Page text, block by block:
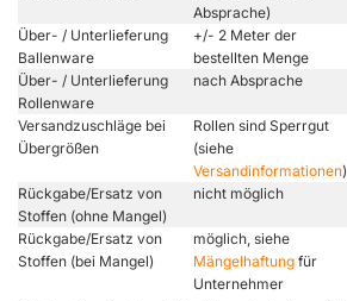
Absprache)
Über- / Unterlieferung
Ballenware
+/- 2 Meter der
bestellten Menge
Über- / Unterlieferung
Rollenware
nach Absprache
Versandzuschläge bei
Übergrößen
Rollen sind Sperrgut
(siehe
Versandinformationen)
Rückgabe/Ersatz von
Stoffen (ohne Mangel)
nicht möglich
Rückgabe/Ersatz von
Stoffen (bei Mangel)
möglich, siehe
Mängelhaftung für
Unternehmer